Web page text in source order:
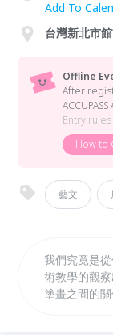
Add To
台灣新北市
Offline
After
Entry
How to
藝文
我們究竟是
術教學的觀
塗畫之間的